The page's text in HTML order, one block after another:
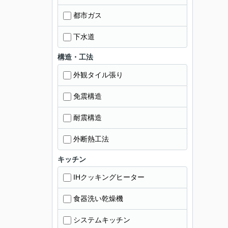
都市ガス
下水道
構造・工法
外観タイル張り
免震構造
耐震構造
外断熱工法
キッチン
IHクッキングヒーター
食器洗い乾燥機
システムキッチン